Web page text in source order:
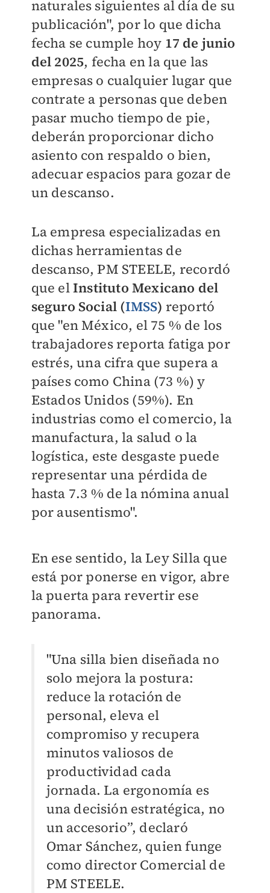
naturales siguientes al día de su
publicación", por lo que dicha
fecha se cumple hoy 17 de junio
del 2025, fecha en la que las
empresas o cualquier lugar que
contrate a personas que deben
pasar mucho tiempo de pie,
deberán proporcionar dicho
asiento con respaldo o bien,
adecuar espacios para gozar de
un descanso.
La empresa especializadas en
dichas herramientas de
descanso, PM STEELE, recordó
que elInstituto Mexicano del
seguro Social (IMSS) reportó
que "en México, el 75 % de los
trabajadores reporta fatiga por
estrés, una cifra que supera a
países como China (73 %) y
Estados Unidos (59%). En
industrias como el comercio, la
manufactura, la salud o la
logística, este desgaste puede
representar una pérdida de
hasta 7.3 % de la nómina anual
por ausentismo".
En ese sentido, la Ley Silla que
está por ponerse en vigor, abre
la puerta para revertir ese
panorama.
"Una silla bien diseñada no
solo mejora la postura:
reduce la rotación de
personal, eleva el
compromiso y recupera
minutos valiosos de
productividad cada
jornada. La ergonomía es
una decisión estratégica, no
un accesorio”, declaró
Omar Sánchez, quien funge
como director Comercial de
PM STEELE.